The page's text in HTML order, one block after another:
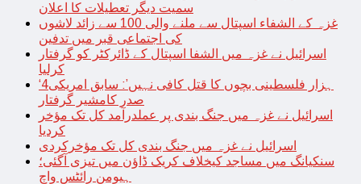
سمیت دیگر تعطیلات کا اعلان
غزہ کے الشفاء اسپتال سے ملنے والی 100 سے زائد لاشوں
کی اجتماعی قبر میں تدفین
اسرائیل نے غزہ میں الشفا اسپتال کے ڈائرکٹر کو گرفتار
کرلیا
‘4ہزار فلسطینی بچوں کا قتل کافی نہیں’: سابق امریکی
صدر کامشیر گرفتار
اسرائیل نے غزہ میں جنگ بندی پر عملدرآمد کل تک مؤخر
کردیا
اسرائیل نے غزہ میں جنگ بندی کل تک مؤخرکردی
سنکیانگ میں مساجد کیخلاف کریک ڈاؤن میں تیزی آگئی؛
ہیومن رائٹس واچ